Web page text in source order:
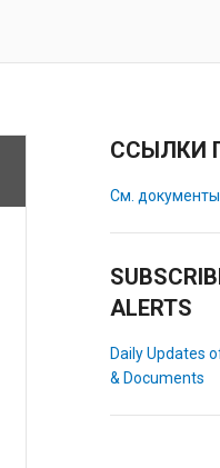
ССЫЛКИ
См.
ALERTS
Daily Updates
& Documents